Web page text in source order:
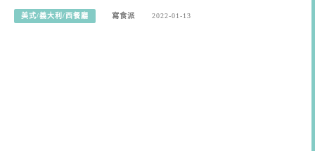
美式/義大利/西餐廳 寫食派 2022-01-13